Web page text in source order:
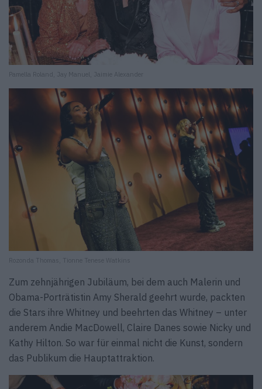
Pamella Roland, Jay Manuel, Jaimie Alexander
Rozonda Thomas, Tionne Tenese Watkins
Zum zehnjährigen Jubiläum, bei dem auch Malerin und
Obama-Porträtistin Amy Sherald geehrt wurde, packten
die Stars ihre Whitney und beehrten das Whitney – unter
anderem Andie MacDowell, Claire Danes sowie Nicky und
Kathy Hilton. So war für einmal nicht die Kunst, sondern
das Publikum die Hauptattraktion.